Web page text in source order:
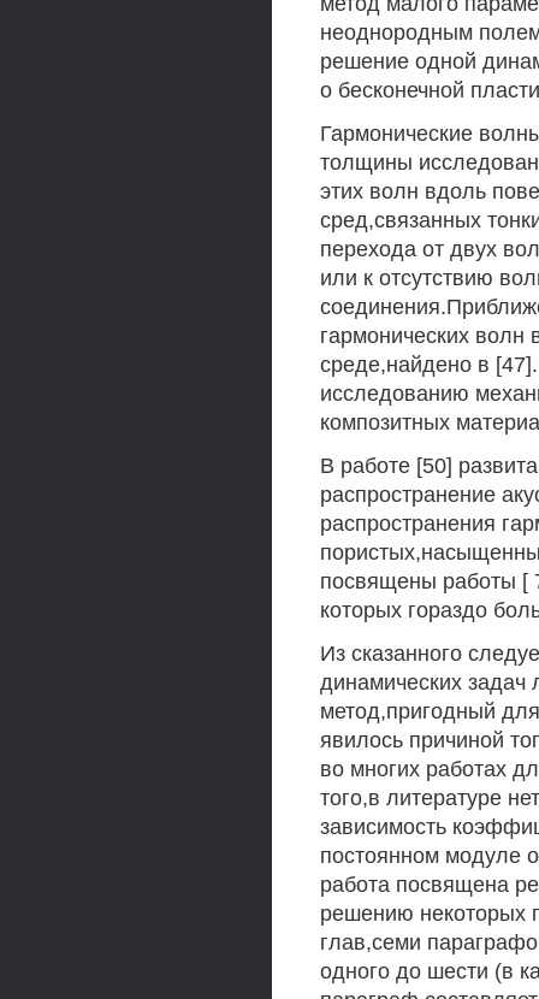
неоднородным
решение одной
о бесконечной
Гармонические
толщины
этих волн вдоль
сред,связанных
перехода от двух
или к отсутствию
гармонических волн
среде,найдено в
исследованию
композитных
В работе [50]
распространение
распространения
посвящены работы [
которых гораздо
Из сказанного
динамических задач
метод,пригодный
явилось причиной
во многих работах
того,в литературе
зависимость
постоянном модуле
работа посвящена
решению некоторых
глав,семи
одного до шести (в